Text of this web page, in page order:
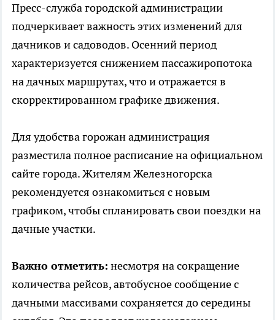
Пресс-служба городской администрации
подчеркивает важность этих изменений для
дачников и садоводов. Осенний период
характеризуется снижением пассажиропотока
на дачных маршрутах, что и отражается в
скорректированном графике движения.
Для удобства горожан администрация
разместила полное расписание на официальном
сайте города. Жителям Железногорска
рекомендуется ознакомиться с новым
графиком, чтобы спланировать свои поездки на
дачные участки.
Важно отметить: несмотря на сокращение
количества рейсов, автобусное сообщение с
дачными массивами сохраняется до середины